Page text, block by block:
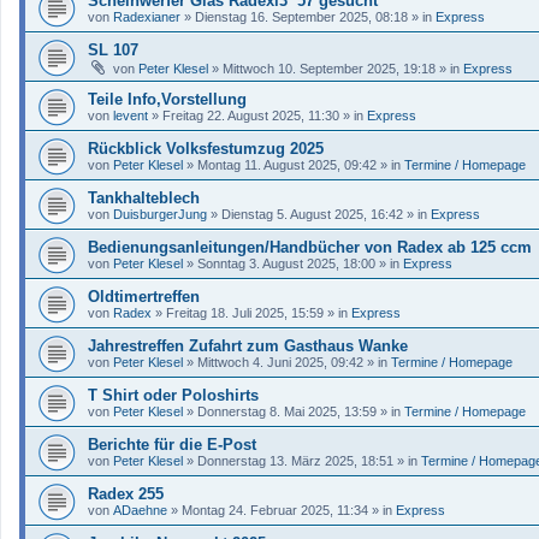
von Radexianer » Dienstag 16. September 2025, 08:18 » in Express
SL 107
von Peter Klesel » Mittwoch 10. September 2025, 19:18 » in Express
Teile Info,Vorstellung
von levent » Freitag 22. August 2025, 11:30 » in Express
Rückblick Volksfestumzug 2025
von Peter Klesel » Montag 11. August 2025, 09:42 » in Termine / Homepage
Tankhalteblech
von DuisburgerJung » Dienstag 5. August 2025, 16:42 » in Express
Bedienungsanleitungen/Handbücher von Radex ab 125 ccm
von Peter Klesel » Sonntag 3. August 2025, 18:00 » in Express
Oldtimertreffen
von Radex » Freitag 18. Juli 2025, 15:59 » in Express
Jahrestreffen Zufahrt zum Gasthaus Wanke
von Peter Klesel » Mittwoch 4. Juni 2025, 09:42 » in Termine / Homepage
T Shirt oder Poloshirts
von Peter Klesel » Donnerstag 8. Mai 2025, 13:59 » in Termine / Homepage
Berichte für die E-Post
von Peter Klesel » Donnerstag 13. März 2025, 18:51 » in Termine /
Radex 255
von ADaehne » Montag 24. Februar 2025, 11:34 » in Express